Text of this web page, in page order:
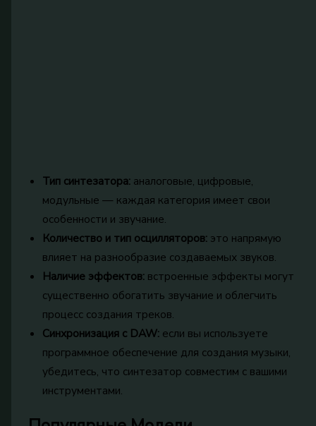
Тип синтезатора: аналоговые, цифровые,
модульные — каждая категория имеет свои
особенности и звучание.
Количество и тип осцилляторов: это напрямую
влияет на разнообразие создаваемых звуков.
Наличие эффектов: встроенные эффекты могут
существенно обогатить звучание и облегчить
процесс создания треков.
Синхронизация с DAW: если вы используете
программное обеспечение для создания музыки,
убедитесь, что синтезатор совместим с вашими
инструментами.